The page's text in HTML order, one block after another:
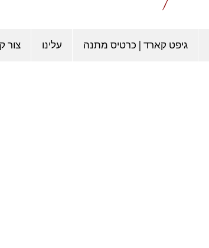
צור עלינו גיפט קארד | כרטיס מתנה